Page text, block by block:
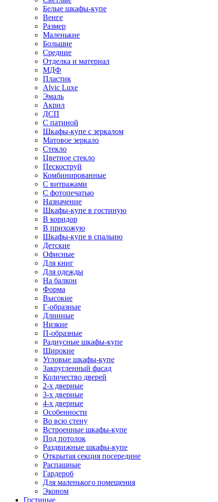
Белые шкафы-купе
Венге
Размер
Маленькие
Большие
Средние
Отделка и материал
МДФ
Пластик
Alvic Luxe
Эмаль
Акрил
ДСП
С патиной
Шкафы-купе с зеркалом
Матовое зеркало
Стекло
Цветное стекло
Пескоструй
Комбинированные
С витражами
С фотопечатью
Назначение
Шкафы-купе в гостиную
В коридор
В прихожую
Шкафы-купе в спальню
Детские
Офисные
Для книг
Для одежды
На балкон
Форма
Высокие
Г-образные
Длинные
Низкие
П-образные
Радиусные шкафы-купе
Широкие
Угловые шкафы-купе
Закругленный фасад
Количество дверей
2-х дверные
3-х дверные
4-х дверные
Особенности
Во всю стену
Встроенные шкафы-купе
Под потолок
Раздвижные шкафы-купе
Открытая секция посередине
Распашные
Гардероб
Для маленького помещения
Эконом
Гостиные